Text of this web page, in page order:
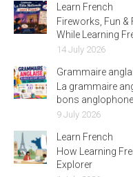
Learn French
Fireworks, Fun &
While Learning
14 July 2026
Grammaire
La grammaire
bons
9 July 2026
Learn French
How Learning
Explorer